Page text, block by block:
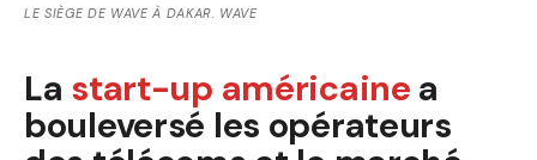
LE SIÈGE DE WAVE À DAKAR. WAVE
La start-up américaine a
bouleversé les opérateurs